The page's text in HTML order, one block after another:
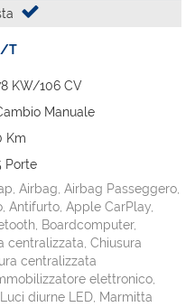
T
KW/106 CV
Manuale
Km
Porte
Airbag, Airbag Passeggero,
Antifurto, Apple CarPlay,
Boardcomputer,
centralizzata, Chiusura
centralizzata
elettronico,
diurne LED, Marmitta